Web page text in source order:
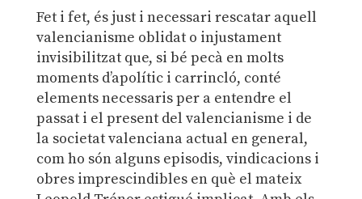
Fet i fet, és just i necessari rescatar aquell
valencianisme oblidat o injustament
invisibilitzat que, si bé pecà en molts
moments d’apolític i carrincló, conté
elements necessaris per a entendre el
passat i el present del valencianisme i de
la societat valenciana actual en general,
com ho són alguns episodis, vindicacions i
obres imprescindibles en què el mateix